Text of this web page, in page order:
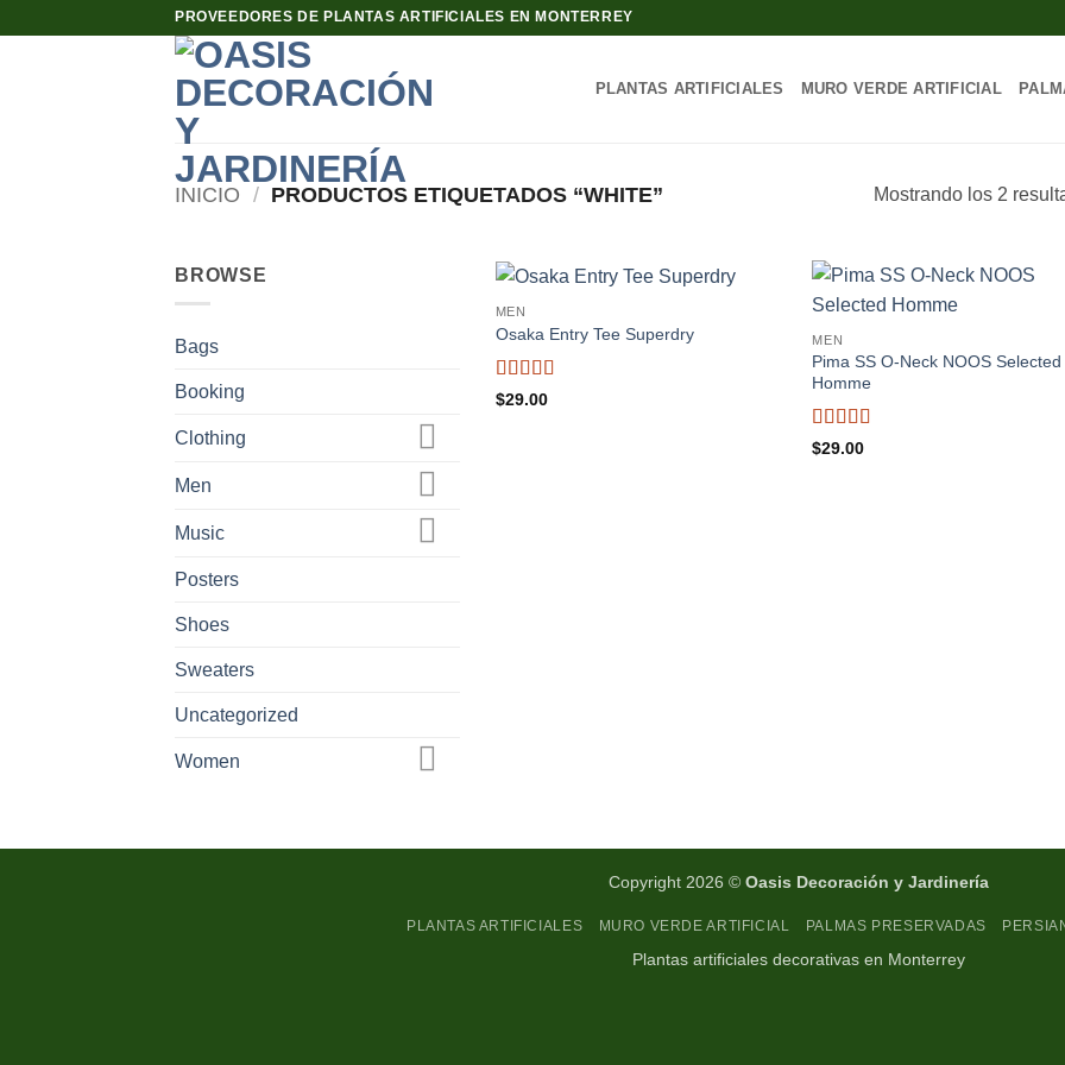
PROVEEDORES DE PLANTAS ARTIFICIALES EN MONTERREY
PLANTAS ARTIFICIALES MURO VERDE ARTIFICIAL
INICIO / PRODUCTOS ETIQUETADOS “WHITE” Mostrando los 2
BROWSE
Bags
Booking
Clothing
Men
Music
Posters
Shoes
Sweaters
Uncategorized
Women
MEN
Osaka Entry Tee Superdry
Valorado
$29.00
MEN
Pima SS O-Neck NOOS Selected
Homme
Valorado
$29.00
Copyright 2026 © Oasis Decoración y Jardinería
PLANTAS ARTIFICIALES MURO VERDE ARTIFICIAL PALMAS PRESERVADAS
Plantas artificiales decorativas en Monterrey